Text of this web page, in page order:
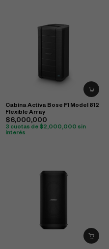
Cabina Activa Bose F1 Model 812
Flexible Array
$6,000,000
3 cuotas de $2,000,000 sin
interés